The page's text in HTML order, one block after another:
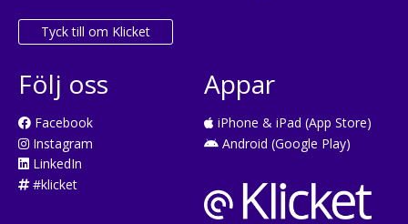
Tyck till om Klicket
Följ oss
Facebook
Instagram
LinkedIn
#klicket
Appar
iPhone & iPad (App Store)
Android (Google Play)